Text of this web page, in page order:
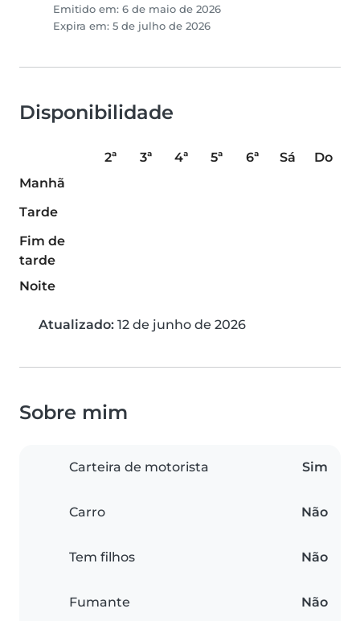
Emitido em: 6 de maio de 2026
Expira em: 5 de julho de 2026
Disponibilidade
2ª 3ª 4ª 5ª 6ª Sá
Do
Manhã
Tarde
Fim de
tarde
Noite
Atualizado: 12 de junho de 2026
Sobre mim
Carteira de motorista Sim
Carro Não
Tem filhos Não
Fumante Não